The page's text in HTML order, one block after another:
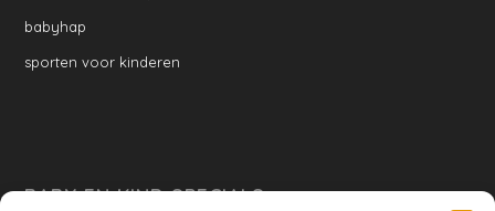
babyhap
sporten voor kinderen
BABY EN KIND SPECIALS